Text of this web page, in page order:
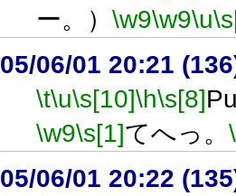
ー。） \w9\w9\u
05/06/01 20:21
\t\u\s[10]\h\s[8]
\w9\s[1]てへっ。
05/06/01 20:22